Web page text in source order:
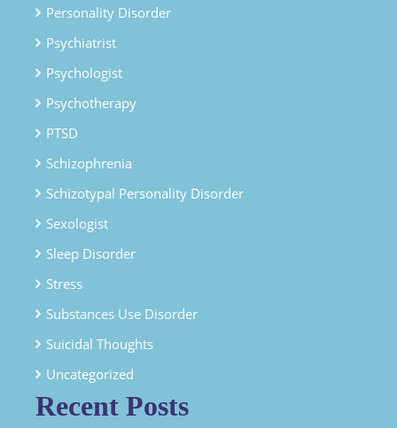
Personality Disorder
Psychiatrist
Psychologist
Psychotherapy
PTSD
Schizophrenia
Schizotypal Personality Disorder
Sexologist
Sleep Disorder
Stress
Substances Use Disorder
Suicidal Thoughts
Uncategorized
Recent Posts